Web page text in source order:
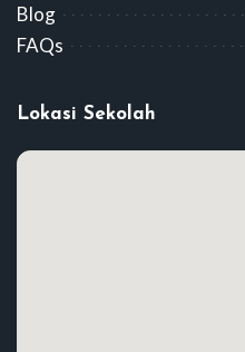
Blog
FAQs
Lokasi Sekolah